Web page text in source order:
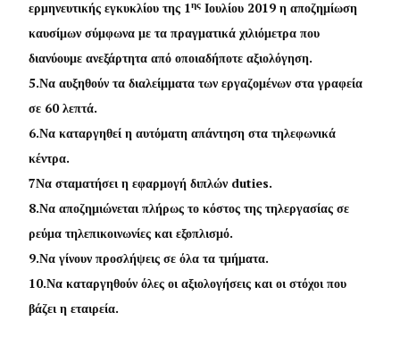
ερμηνευτικής εγκυκλίου της 1ης Ιουλίου 2019 η αποζημίωση
καυσίμων σύμφωνα με τα πραγματικά χιλιόμετρα που
διανύουμε ανεξάρτητα από οποιαδήποτε αξιολόγηση.
5.Να αυξηθούν τα διαλείμματα των εργαζομένων στα γραφεία
σε 60 λεπτά.
6.Να καταργηθεί η αυτόματη απάντηση στα τηλεφωνικά
κέντρα.
7Να σταματήσει η εφαρμογή διπλών duties.
8.Να αποζημιώνεται πλήρως το κόστος της τηλεργασίας σε
ρεύμα τηλεπικοινωνίες και εξοπλισμό.
9.Να γίνουν προσλήψεις σε όλα τα τμήματα.
10.Να καταργηθούν όλες οι αξιολογήσεις και οι στόχοι που
βάζει η εταιρεία.